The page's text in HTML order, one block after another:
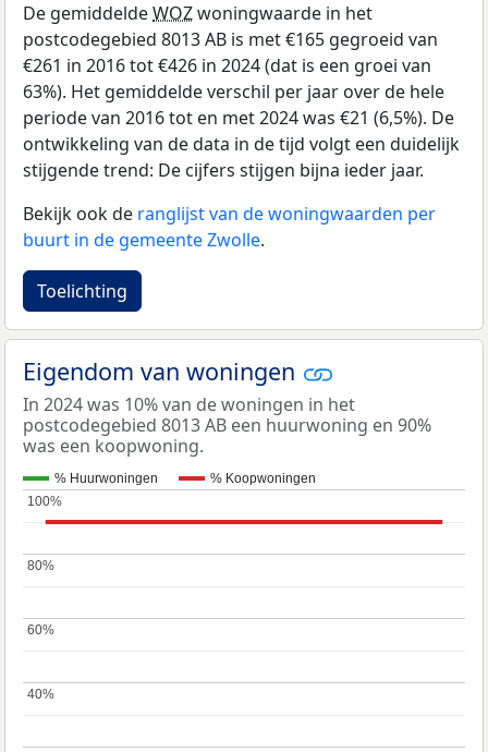
De gemiddeldeWOZwoningwaarde in het
postcodegebied 8013 AB is met €165 gegroeid van
€261 in 2016 tot €426 in 2024 (dat is een groei van
63%). Het gemiddelde verschil per jaar over de hele
periode van 2016 tot en met 2024 was €21 (6,5%). De
ontwikkeling van de data in de tijd volgt een duidelijk
stijgende trend: De cijfers stijgen bijna ieder jaar.
Bekijk ook de ranglijst van de woningwaarden per
buurt in de gemeente Zwolle.
Toelichting
Eigendom van woningen
In 2024 was 10% van de woningen in het
postcodegebied 8013 AB een huurwoning en 90%
was een koopwoning.
% Huurwoningen % Koopwoningen
40%
40%
60%
60%
80%
80%
100%
100%